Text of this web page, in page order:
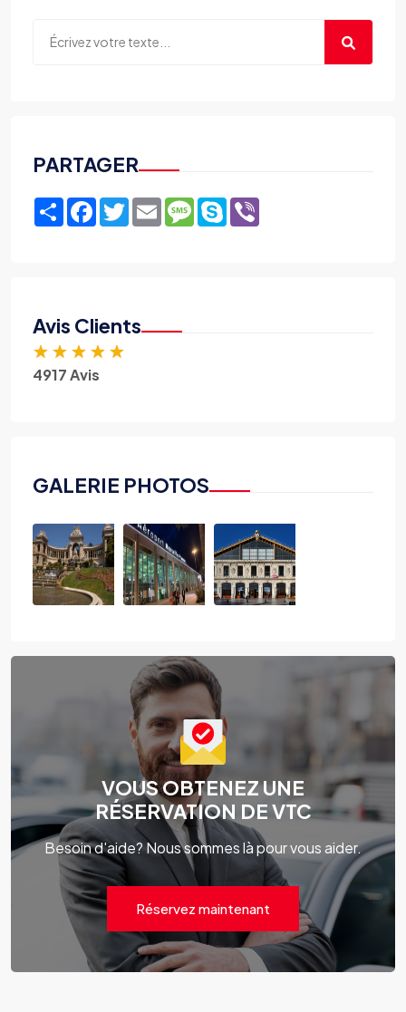
PARTAGER
ShareFacebook
TwitterEmailMessage
Skype
Avis Clients
★ ★ ★ ★ ★
4917 Avis
GALERIE PHOTOS
VOUS OBTENEZ UNE
RÉSERVATION DE VTC
Besoin d'aide? Nous sommes là pour vous aider.
Réservez maintenant